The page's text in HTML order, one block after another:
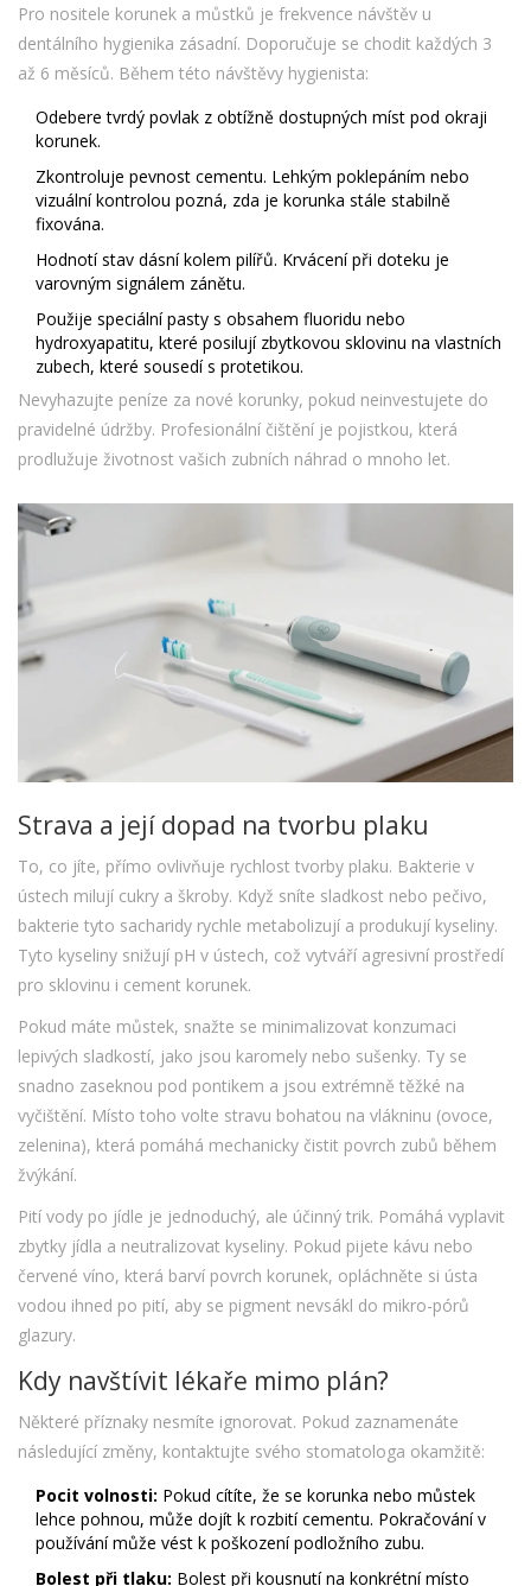
Pro nositele korunek a můstků je frekvence návštěv u
dentálního hygienika zásadní. Doporučuje se chodit každých 3
až 6 měsíců. Během této návštěvy hygienista:
Odebere tvrdý povlak z obtížně dostupných míst pod okraji
korunek.
Zkontroluje pevnost cementu. Lehkým poklepáním nebo
vizuální kontrolou pozná, zda je korunka stále stabilně
fixována.
Hodnotí stav dásní kolem pilířů. Krvácení při doteku je
varovným signálem zánětu.
Použije speciální pasty s obsahem fluoridu nebo
hydroxyapatitu, které posilují zbytkovou sklovinu na vlastních
zubech, které sousedí s protetikou.
Nevyhazujte peníze za nové korunky, pokud neinvestujete do
pravidelné údržby. Profesionální čištění je pojistkou, která
prodlužuje životnost vašich zubních náhrad o mnoho let.
Strava a její dopad na tvorbu plaku
To, co jíte, přímo ovlivňuje rychlost tvorby plaku. Bakterie v
ústech milují cukry a škroby. Když sníte sladkost nebo pečivo,
bakterie tyto sacharidy rychle metabolizují a produkují kyseliny.
Tyto kyseliny snižují pH v ústech, což vytváří agresivní prostředí
pro sklovinu i cement korunek.
Pokud máte můstek, snažte se minimalizovat konzumaci
lepivých sladkostí, jako jsou karomely nebo sušenky. Ty se
snadno zaseknou pod pontikem a jsou extrémně těžké na
vyčištění. Místo toho volte stravu bohatou na vlákninu (ovoce,
zelenina), která pomáhá mechanicky čistit povrch zubů během
žvýkání.
Pití vody po jídle je jednoduchý, ale účinný trik. Pomáhá vyplavit
zbytky jídla a neutralizovat kyseliny. Pokud pijete kávu nebo
červené víno, která barví povrch korunek, opláchněte si ústa
vodou ihned po pití, aby se pigment nevsákl do mikro-pórů
glazury.
Kdy navštívit lékaře mimo plán?
Některé příznaky nesmíte ignorovat. Pokud zaznamenáte
následující změny, kontaktujte svého stomatologa okamžitě:
Pocit volnosti: Pokud cítíte, že se korunka nebo můstek
lehce pohnou, může dojít k rozbití cementu. Pokračování v
používání může vést k poškození podložního zubu.
Bolest při tlaku: Bolest při kousnutí na konkrétní místo